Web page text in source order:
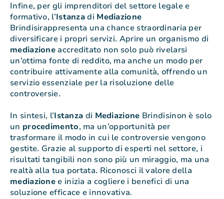
Infine, per gli imprenditori del settore legale e
formativo, l’Istanzadi Mediazione
Brindisirappresenta una chance straordinaria per
diversificare i propri servizi. Aprire un organismo di
mediazione accreditato non solo può rivelarsi
un’ottima fonte di reddito, ma anche un modo per
contribuire attivamente alla comunità, offrendo un
servizio essenziale per la risoluzione delle
controversie.
In sintesi, l’Istanza di Mediazione Brindisinon è solo
un procedimento, ma un’opportunità per
trasformare il modo in cui le controversie vengono
gestite. Grazie al supporto di esperti nel settore, i
risultati tangibili non sono più un miraggio, ma una
realtà alla tua portata. Riconosci il valore della
mediazionee inizia a cogliere i benefici di una
soluzione efficace e innovativa.